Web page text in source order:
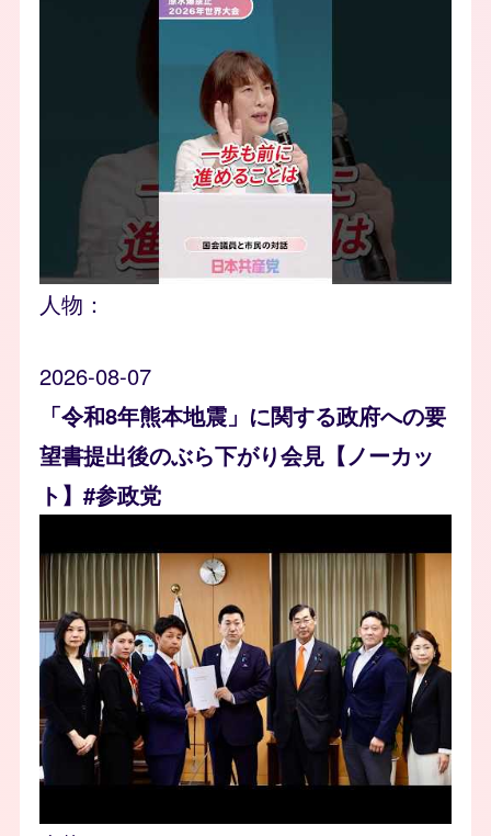
人物：
2026-08-07
「令和8年熊本地震」に関する政府への要
望書提出後のぶら下がり会見【ノーカッ
ト】#参政党